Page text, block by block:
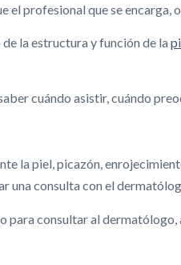
el profesional que se
la estructura y función de la
cuándo asistir, cuándo
la piel, picazón,
una consulta con el
para consultar al